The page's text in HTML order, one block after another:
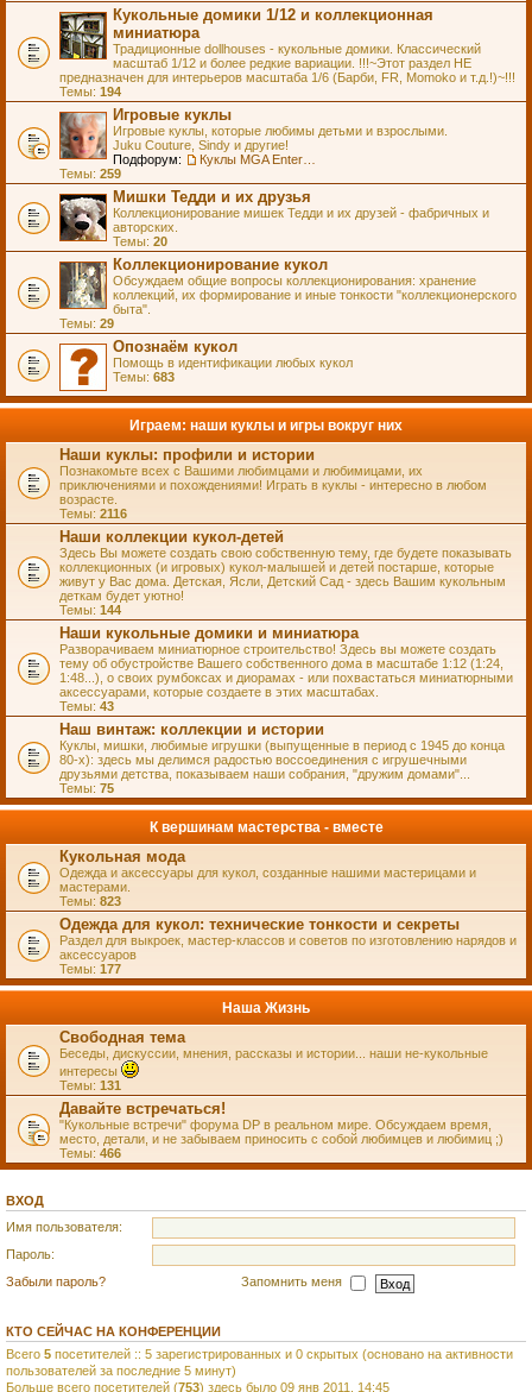
Кукольные домики 1/12 и коллекционная
миниатюра
Традиционные dollhouses - кукольные домики. Классический
масштаб 1/12 и более редкие вариации. !!!~Этот раздел НЕ
предназначен для интерьеров масштаба 1/6 (Барби, FR, Momoko и т.д.!)~!!!
Темы: 194
Игровые куклы
Игровые куклы, которые любимы детьми и взрослыми.
Juku Couture, Sindy и другие!
Подфорум:
Темы: 259
Мишки Тедди и их друзья
Коллекционирование мишек Тедди и их друзей - фабричных и
авторских.
Темы: 20
Коллекционирование кукол
Обсуждаем общие вопросы коллекционирования: хранение
коллекций, их формирование и иные тонкости "коллекционерского
быта".
Темы: 29
Опознаём кукол
Помощь в идентификации любых кукол
Темы: 683
Играем: наши куклы и игры вокруг них
Наши куклы: профили и истории
Познакомьте всех с Вашими любимцами и любимицами, их
приключениями и похождениями! Играть в куклы - интересно в любом
возрасте.
Темы: 2116
Наши коллекции кукол-детей
Здесь Вы можете создать свою собственную тему, где будете показывать
коллекционных (и игровых) кукол-малышей и детей постарше, которые
живут у Вас дома. Детская, Ясли, Детский Сад - здесь Вашим кукольным
деткам будет уютно!
Темы: 144
Наши кукольные домики и миниатюра
Разворачиваем миниатюрное строительство! Здесь вы можете создать
тему об обустройстве Вашего собственного дома в масштабе 1:12 (1:24,
1:48...), о своих румбоксах и диорамах - или похвастаться миниатюрными
аксессуарами, которые создаете в этих масштабах.
Темы: 43
Наш винтаж: коллекции и истории
Куклы, мишки, любимые игрушки (выпущенные в период с 1945 до конца
80-х): здесь мы делимся радостью воссоединения с игрушечными
друзьями детства, показываем наши собрания, "дружим домами"...
Темы: 75
К вершинам мастерства - вместе
Кукольная мода
Одежда и аксессуары для кукол, созданные нашими мастерицами и
мастерами.
Темы: 823
Одежда для кукол: технические тонкости и секреты
Раздел для выкроек, мастер-классов и советов по изготовлению нарядов и
аксессуаров
Темы: 177
Наша Жизнь
Свободная тема
Беседы, дискуссии, мнения, рассказы и истории... наши не-кукольные
интересы
Темы: 131
Давайте встречаться!
"Кукольные встречи" форума DP в реальном мире. Обсуждаем время,
место, детали, и не забываем приносить с собой любимцев и любимиц ;)
Темы: 466
ВХОД
Имя пользователя:
Пароль:
Забыли пароль?
Запомнить меня
КТО СЕЙЧАС НА КОНФЕРЕНЦИИ
Всего 5 посетителей :: 5 зарегистрированных и 0 скрытых (основано на активности
пользователей за последние 5 минут)
Больше всего посетителей (753) здесь было 09 янв 2011, 14:45